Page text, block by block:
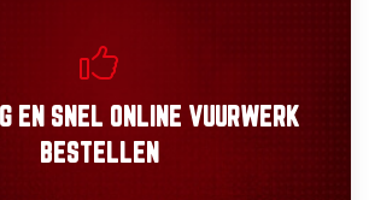
EN SNEL ONLINE VUURWERK
BESTELLEN